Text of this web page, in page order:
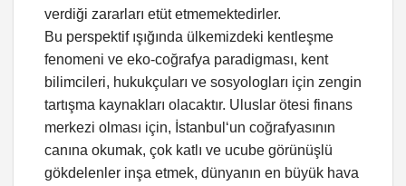
verdiği zararları etüt etmemektedirler.
Bu perspektif ışığında ülkemizdeki kentleşme
fenomeni ve eko-coğrafya paradigması, kent
bilimcileri, hukukçuları ve sosyologları için zengin
tartışma kaynakları olacaktır. Uluslar ötesi finans
merkezi olması için, İstanbul‘un coğrafyasının
canına okumak, çok katlı ve ucube görünüşlü
gökdelenler inşa etmek, dünyanın en büyük hava